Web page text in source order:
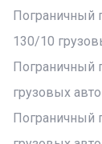
Пограничный
130/10
Пограничный
грузовых
Пограничный